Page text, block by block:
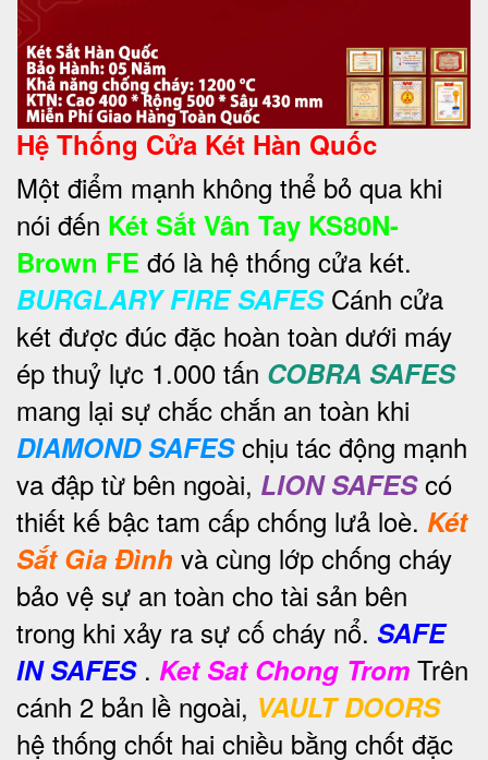
Hệ Thống Cửa Két Hàn Quốc
Một điểm mạnh không thể bỏ qua khi
nói đến Két Sắt Vân Tay KS80N-
Brown FE đó là hệ thống cửa két.
BURGLARY FIRE SAFESCánh cửa
két được đúc đặc hoàn toàn dưới máy
ép thuỷ lực 1.000 tấn COBRA SAFES
mang lại sự chắc chắn an toàn khi
DIAMOND SAFESchịu tác động mạnh
va đập từ bên ngoài, LION SAFEScó
thiết kế bậc tam cấp chống lưả loè. Két
Sắt Gia Đình và cùng lớp chống cháy
bảo vệ sự an toàn cho tài sản bên
trong khi xảy ra sự cố cháy nổ. SAFE
IN SAFES. Ket Sat Chong Trom Trên
cánh 2 bản lề ngoài, VAULT DOORS
hệ thống chốt hai chiều bằng chốt đặc